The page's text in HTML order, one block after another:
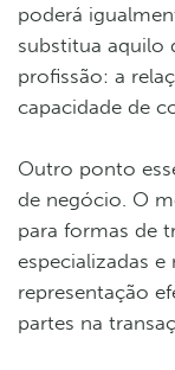
poderá
substitua aquilo
profissão: a
capacidade de
Outro ponto
de negócio. O
para formas de
especializadas e
representação
partes na